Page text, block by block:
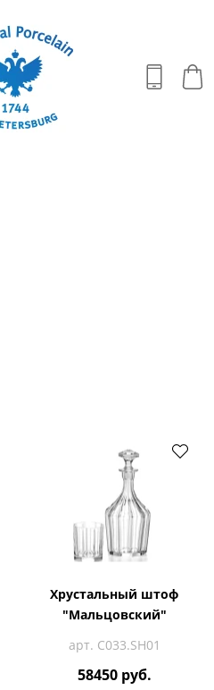
Хрустальный штоф
"Мальцовский"
арт. C033.SH01
58450 руб.